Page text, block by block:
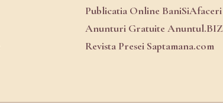
Publicatia Online BaniSiAfaceri
Anunturi Gratuite Anuntul.BIZ
Revista Presei Saptamana.com